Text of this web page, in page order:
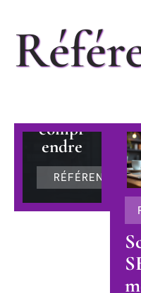
princi
pal ?
Consei
ls pour
compr
endre